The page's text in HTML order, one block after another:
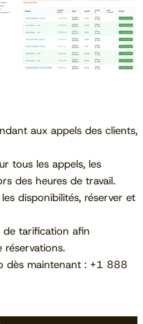
aux appels des clients,
tous les appels, les
des heures de travail.
disponibilités, réserver et
de tarification afin
dès maintenant : +1 888